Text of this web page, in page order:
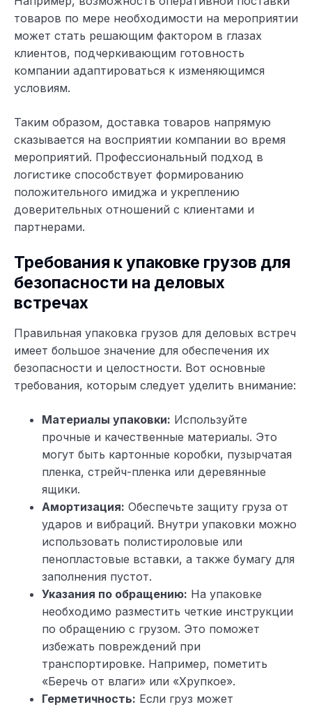
товаров по мере необходимости на мероприятии
может стать решающим фактором в глазах
клиентов, подчеркивающим готовность
компании адаптироваться к изменяющимся
условиям.
Таким образом, доставка товаров напрямую
сказывается на восприятии компании во время
мероприятий. Профессиональный подход в
логистике способствует формированию
положительного имиджа и укреплению
доверительных отношений с клиентами и
партнерами.
Требования к упаковке грузов для
безопасности на деловых
встречах
Правильная упаковка грузов для деловых встреч
имеет большое значение для обеспечения их
безопасности и целостности. Вот основные
требования, которым следует уделить внимание:
Материалы упаковки: Используйте
прочные и качественные материалы. Это
могут быть картонные коробки, пузырчатая
пленка, стрейч-пленка или деревянные
ящики.
Амортизация: Обеспечьте защиту груза от
ударов и вибраций. Внутри упаковки можно
использовать полистироловые или
пенопластовые вставки, а также бумагу для
заполнения пустот.
Указания по обращению: На упаковке
необходимо разместить четкие инструкции
по обращению с грузом. Это поможет
избежать повреждений при
транспортировке. Например, пометить
«Беречь от влаги» или «Хрупкое».
Герметичность: Если груз может